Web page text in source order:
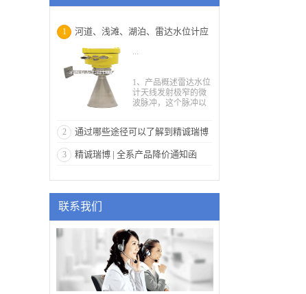
1 河道、浅滩、湖泊、雷达水位计应
用 ...
1、产品概述雷达水位
计天线发射极窄的微
波脉冲，这个脉冲以
部分能量被反射回
收。发射脉冲与接收
磁波的传播速度极
(纳秒量级)很难确
认，RBRD91雷达水
位计采用一种特殊的
解调技术，可以准确
识别发射脉冲与接收
脉冲的时间间隔，从
而进一步计算出天线
2 通过哪些途径可以了解到精诚瑞博
雷达物位计
3 精诚瑞博 | 全系产品降价通知函
联系我们